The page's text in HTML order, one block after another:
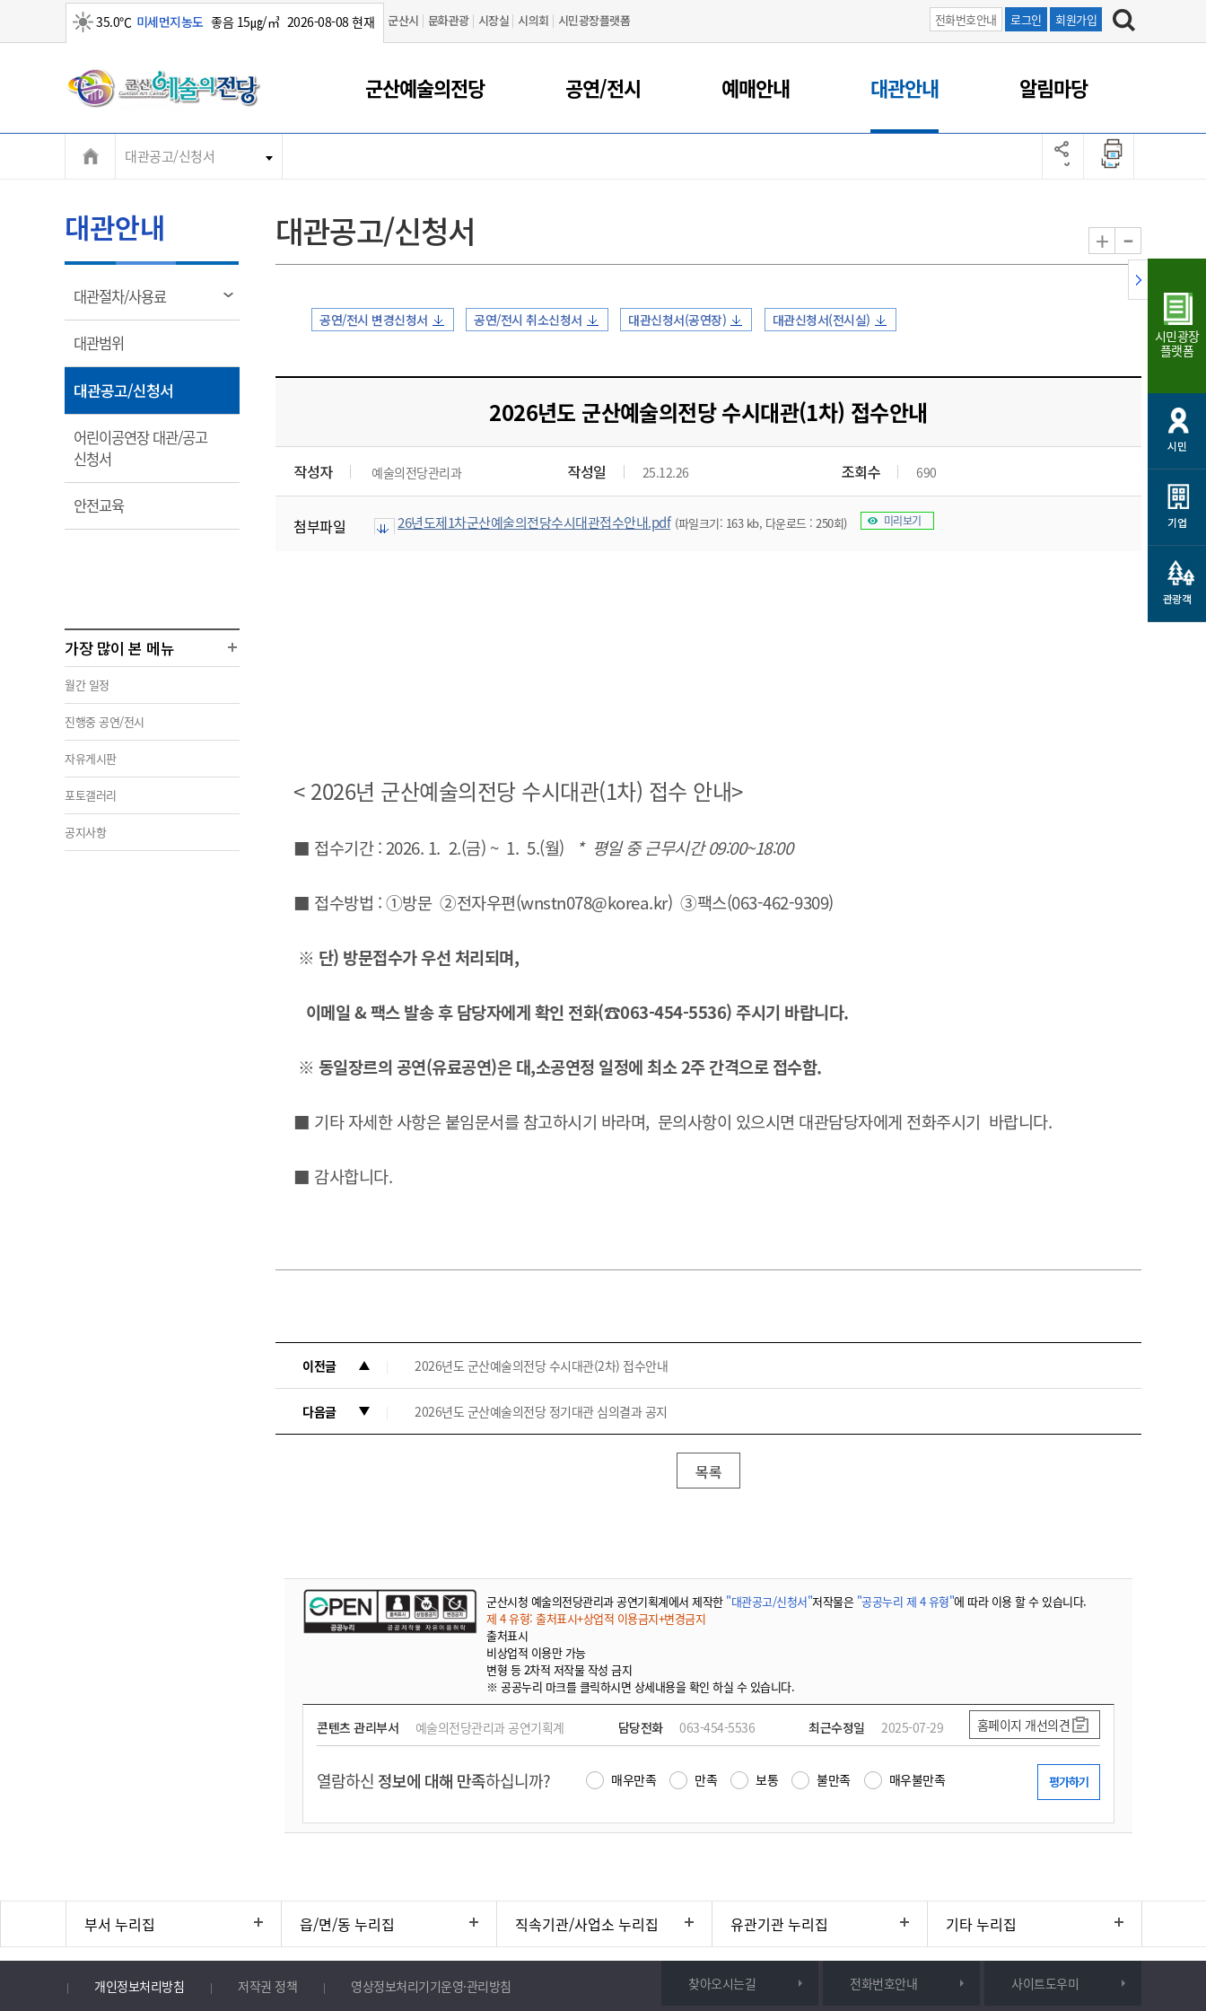
35.0℃ 미세먼지농도 좋음 15㎍/㎥ 2026-08-08 현재 군산시 문화관광 시장실 시의회 시민광장플랫폼 전화번호안내 로그인 회원가입
군
산
시
군산예술의전당 공연/전시 예매안내 대관안내 알림마당
대관공고/신청서
대관안내
대관절차/사용료
림
대관범위
림
대관공고/신청서
림
어린이공연장 대관/공고
신청서
림
안전교육열
림
가장 많이 본 메뉴
월간 일정
진행중 공연/전시
자유게시판
포토갤러리
공지사항
대관공고/신청서 + -
공연/전시 변경신청서 공연/전시 취소신청서 대관신청서(공연장) 대관신청서(전시실)
2026년도 군산예술의전당 수시대관(1차) 접수안내
작성자 예술의전당관리과 작성일 25.12.26 조회수 690
첨부파일 26년도제1차군산예술의전당수시대관접수안내.pdf (파일크기: 163 kb, 다운로드 : 250회) 미리보기
< 2026년 군산예술의전당 수시대관(1차) 접수 안내>
■ 접수기간 : 2026. 1. 2.(금) ~ 1. 5.(월) * 평일 중 근무시간 09:00~18:00
■ 접수방법 : ①방문 ②전자우편(wnstn078@korea.kr) ③팩스(063-462-9309)
※ 단) 방문접수가 우선 처리되며,
이메일 & 팩스 발송 후 담당자에게 확인 전화(☎063-454-5536) 주시기 바랍니다.
※ 동일장르의 공연(유료공연)은 대,소공연정 일정에 최소 2주 간격으로 접수함.
■ 기타 자세한 사항은 붙임문서를 참고하시기 바라며, 문의사항이 있으시면 대관담당자에게 전화주시기 바랍니다.
■ 감사합니다.
이전글 2026년도 군산예술의전당 수시대관(2차) 접수안내
다음글 2026년도 군산예술의전당 정기대관 심의결과 공지
목록
군산시청 예술의전당관리과 공연기획계에서 제작한 "대관공고/신청서"저작물은 "공공누리 제 4 유형"에 따라 이용 할 수 있습니다.
제 4 유형: 출처표시+상업적 이용금지+변경금지
출처표시
비상업적 이용만 가능
변형 등 2차적 저작물 작성 금지
※ 공공누리 마크를 클릭하시면 상세내용을 확인 하실 수 있습니다.
콘텐츠 관리부서 예술의전당관리과 공연기획계 담당전화 063-454-5536 최근수정일 2025-07-29 홈페이지 개선의견
열람하신 정보에 대해 만족하십니까? 매우만족 만족 보통 불만족 매우불만족
부서 누리집 읍/면/동 누리집 직속기관/사업소 누리집 유관기관 누리집 기타 누리집
개인정보처리방침 저작권 정책 영상정보처리기기운영·관리방침 찾아오시는길 전화번호안내 사이트도우미
시민광장
플랫폼
시민
기업
관광객